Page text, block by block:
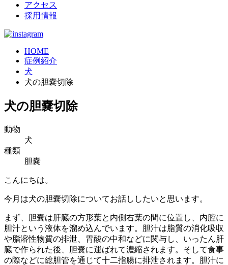
アクセス
採用情報
HOME
症例紹介
犬
犬の胆嚢切除
犬の胆嚢切除
動物
犬
種類
胆嚢
こんにちは。
今月は犬の胆嚢切除についてお話ししたいと思います。
まず、胆嚢は肝臓の方形葉と内側右葉の間に位置し、内腔に
胆汁という液体を溜め込んでいます。胆汁は脂質の消化吸収
や脂溶性物質の排泄、胃酸の中和などに関与し、いったん肝
臓で作られた後、胆嚢に運ばれて濃縮されます。そして食事
の際などに総胆管を通じて十二指腸に排泄されます。胆汁に